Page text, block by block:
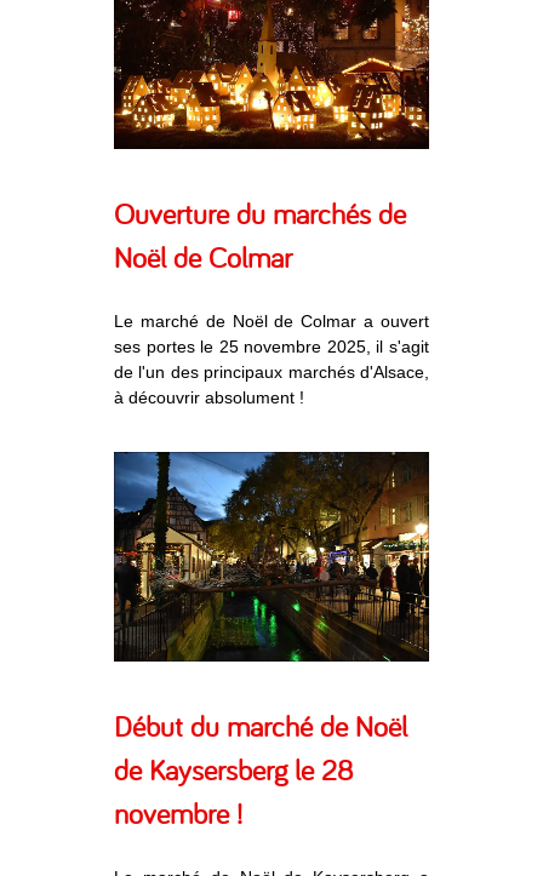
Ouverture du marchés de
Noël de Colmar
Le marché de Noël de Colmar a ouvert
ses portes le 25 novembre 2025, il s'agit
de l'un des principaux marchés d'Alsace,
à découvrir absolument !
Début du marché de Noël
de Kaysersberg le 28
novembre !